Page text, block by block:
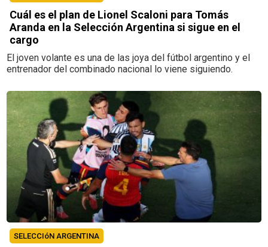
Cuál es el plan de Lionel Scaloni para Tomás
Aranda en la Selección Argentina si sigue en el
cargo
El joven volante es una de las joya del fútbol argentino y el
entrenador del combinado nacional lo viene siguiendo.
SELECCIóN ARGENTINA